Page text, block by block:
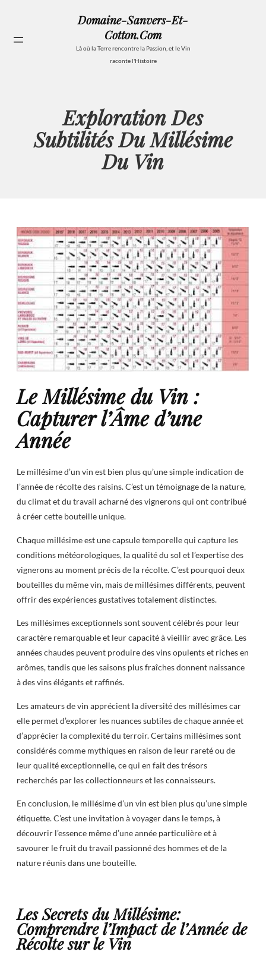
contenu
Domaine-Sanvers-Et-
Cotton.com
Là où la Terre rencontre la Passion, et le Vin
raconte l'Histoire
Exploration Des
Subtilités Du Millésime
Du Vin
Le Millésime du Vin :
Capturer l’Âme d’une
Année
Le millésime d’un vin est bien plus qu’une simple indication de
l’année de récolte des raisins. C’est un témoignage de la nature,
du climat et du travail acharné des vignerons qui ont contribué
à créer cette bouteille unique.
Chaque millésime est une capsule temporelle qui capture les
conditions météorologiques, la qualité du sol et l’expertise des
vignerons au moment précis de la récolte. C’est pourquoi deux
bouteilles du même vin, mais de millésimes différents, peuvent
offrir des expériences gustatives totalement distinctes.
Les millésimes exceptionnels sont souvent célébrés pour leur
caractère remarquable et leur capacité à vieillir avec grâce. Les
années chaudes peuvent produire des vins opulents et riches en
arômes, tandis que les saisons plus fraîches donnent naissance
à des vins élégants et raffinés.
Les amateurs de vin apprécient la diversité des millésimes car
elle permet d’explorer les nuances subtiles de chaque année et
d’apprécier la complexité du terroir. Certains millésimes sont
considérés comme mythiques en raison de leur rareté ou de
leur qualité exceptionnelle, ce qui en fait des trésors
recherchés par les collectionneurs et les connaisseurs.
En conclusion, le millésime d’un vin est bien plus qu’une simple
étiquette. C’est une invitation à voyager dans le temps, à
découvrir l’essence même d’une année particulière et à
savourer le fruit du travail passionné des hommes et de la
nature réunis dans une bouteille.
Les Secrets du Millésime:
Comprendre l’Impact de l’Année de
Récolte sur le Vin